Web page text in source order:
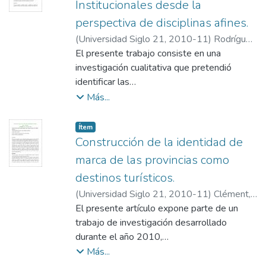
Teleocho Noticias, Crónica 10 y Telenoche
12, a pesar de poseer estructuras similares,
comentan los
acontecimientos mediáticos de diferente
manera. En su discurso se presentan
particularidades y
informativo aborda la noticia desde fuentes
y miradas
diversas.
Institucionales desde la
perspectiva de disciplinas afines.
(Universidad Siglo 21, 2010-11) Rodríguez
Vlk, Aldana
El presente trabajo consiste en una
investigación cualitativa que pretendió
identificar las
actitudes que tienen los profesionales de la
e Institucionales (RPI), es decir los
conocimientos, evaluaciones, intenciones y
conductas de especialistas de Marketing,
Publicidad y Periodismo hacia la disciplina,
en
un contexto de comunicaciones integradas.
Luego del análisis de los discursos de
entrevistados de distinta trayectoria
académica y
laboral, se identificaron tipologías de actitud
Más...
Item type:
Ítem,
Construcción de la identidad de
marca de las provincias como
destinos turísticos.
(Universidad Siglo 21, 2010-11) Clément,
Marianela
El presente artículo expone parte de un
trabajo de investigación desarrollado
durante el año 2010,
que propone un análisis de contenido de
Más...